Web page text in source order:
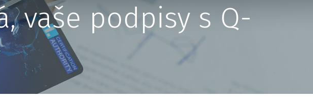
vaše podpisy s Q-